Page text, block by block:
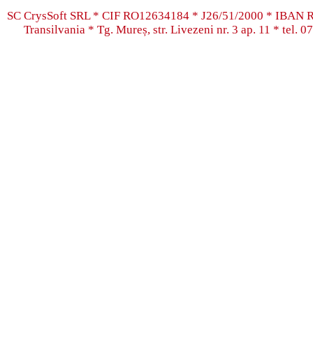
SC CrysSoft SRL * CIF RO12634184 * J26/51/2000 * IBAN
Transilvania * Tg. Mureș, str. Livezeni nr. 3 ap. 11 * tel.